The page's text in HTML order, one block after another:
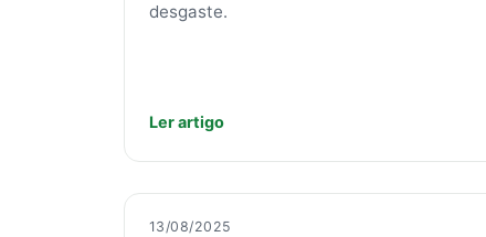
desgaste.
Ler artigo
13/08/2025